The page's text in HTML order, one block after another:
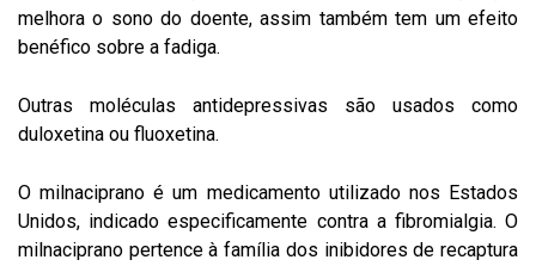
melhora o sono do doente, assim também tem um efeito
benéfico sobre a fadiga.
Outras moléculas antidepressivas são usados como
duloxetina ou fluoxetina.
O milnaciprano é um medicamento utilizado nos Estados
Unidos, indicado especificamente contra a fibromialgia. O
milnaciprano pertence à família dos inibidores de recaptura